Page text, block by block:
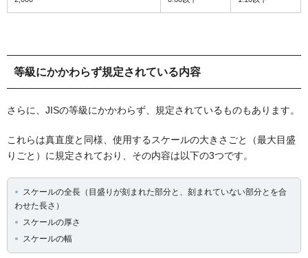
等級にかかわらず規定されている内容
さらに、JISの等級にかかわらず、規定されているものもあります。
これらは真直度と同様、使用するスケールの大きさごと（最大目盛
りごと）に規定されており、その内容は以下の3つです。
スケールの全長（目盛りが刻まれた部分と、刻まれていない部分とを合
わせた長さ）
スケールの厚さ
スケールの幅